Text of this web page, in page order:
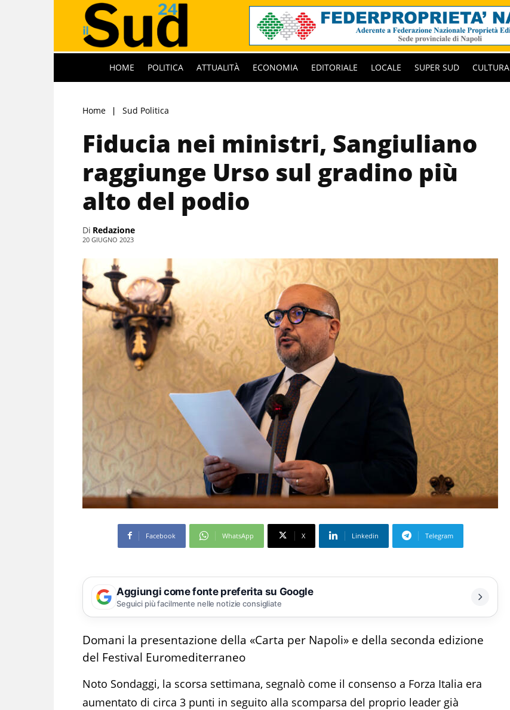
HOME POLITICA ATTUALITÀ ECONOMIA EDITORIALE LOCALE SUPER SUD CULTURA
Home Sud Politica
Fiducia nei ministri, Sangiuliano
raggiunge Urso sul gradino più
alto del podio
Di Redazione
20 GIUGNO 2023
Facebook WhatsApp X Linkedin Telegram
Aggiungi come fonte preferita su Google
Seguici più facilmente nelle notizie consigliate
Domani la presentazione della «Carta per Napoli» e della seconda edizione
del Festival Euromediterraneo
Noto Sondaggi, la scorsa settimana, segnalò come il consenso a Forza Italia era
aumentato di circa 3 punti in seguito alla scomparsa del proprio leader già